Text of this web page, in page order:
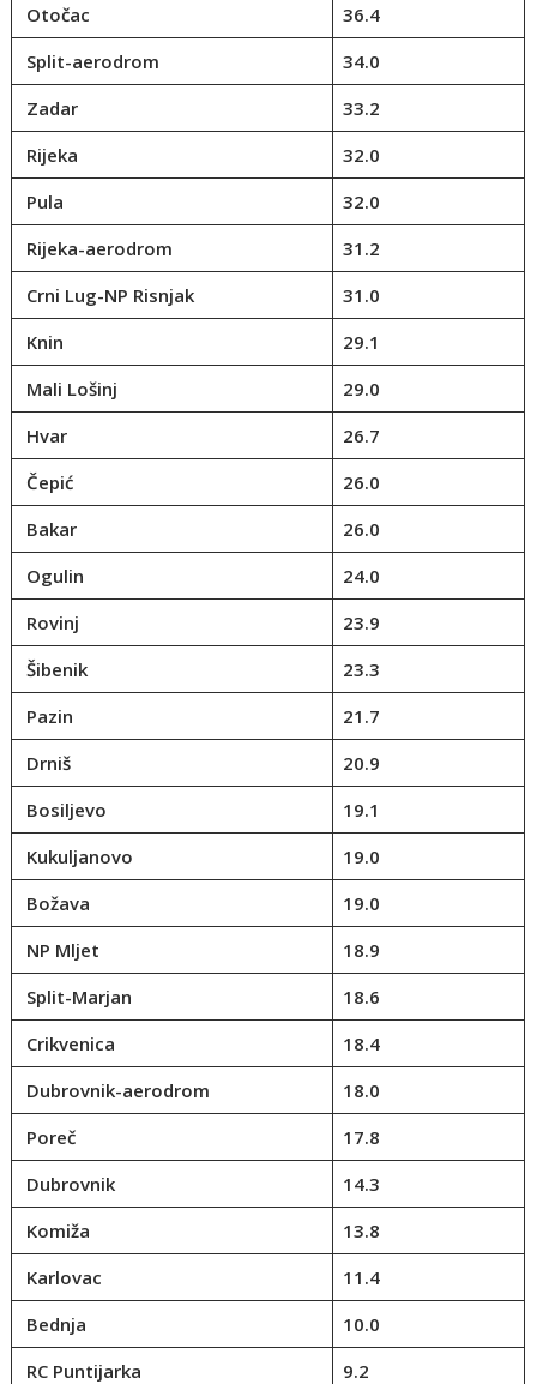
Otočac
36.4
Split-aerodrom
34.0
Zadar
33.2
Rijeka
32.0
Pula
32.0
Rijeka-aerodrom
31.2
Crni Lug-NP Risnjak
31.0
Knin
29.1
Mali Lošinj
29.0
Hvar
26.7
Čepić
26.0
Bakar
26.0
Ogulin
24.0
Rovinj
23.9
Šibenik
23.3
Pazin
21.7
Drniš
20.9
Bosiljevo
19.1
Kukuljanovo
19.0
Božava
19.0
NP Mljet
18.9
Split-Marjan
18.6
Crikvenica
18.4
Dubrovnik-aerodrom
18.0
Poreč
17.8
Dubrovnik
14.3
Komiža
13.8
Karlovac
11.4
Bednja
10.0
RC Puntijarka
9.2